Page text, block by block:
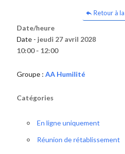
Retour à
Date/heure
Date - jeudi 27 avril 2028
10:00 - 12:00
Groupe : AA Humilité
Catégories
En ligne uniquement
Réunion de rétablissement